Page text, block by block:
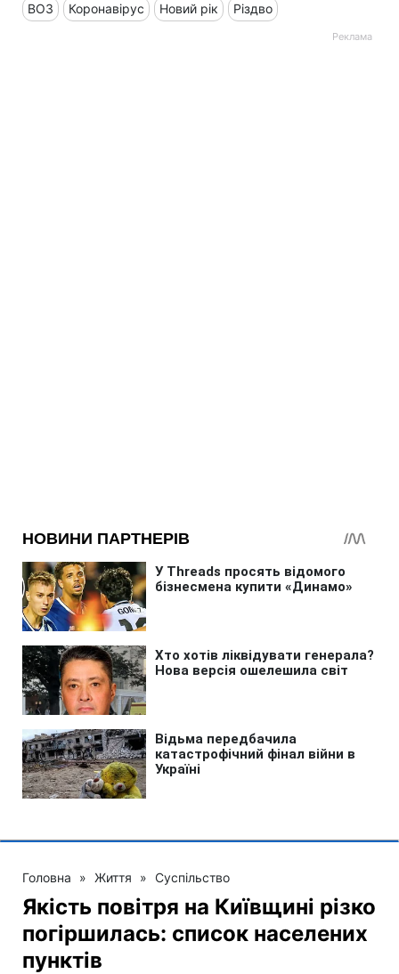
ВОЗ Коронавірус Новий рік Різдво
Головна » Життя » Суспільство
Якість повітря на Київщині різко
погіршилась: список населених
пунктів